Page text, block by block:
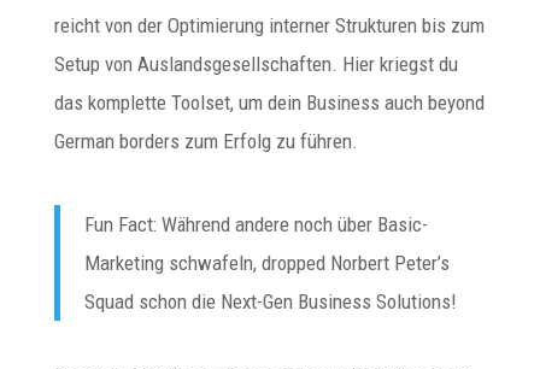
reicht von der Optimierung interner Strukturen bis zum
Setup von Auslandsgesellschaften. Hier kriegst du
das komplette Toolset, um dein Business auch beyond
German borders zum Erfolg zu führen.
Fun Fact: Während andere noch über Basic-
Marketing schwafeln, dropped Norbert Peter’s
Squad schon die Next-Gen Business Solutions!